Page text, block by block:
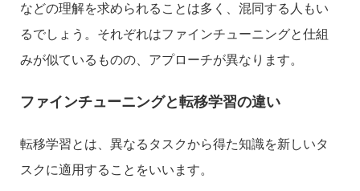
などの理解を求められることは多く、混同する人もい
るでしょう。それぞれはファインチューニングと仕組
みが似ているものの、アプローチが異なります。
ファインチューニングと転移学習の違い
転移学習とは、異なるタスクから得た知識を新しいタ
スクに適用することをいいます。